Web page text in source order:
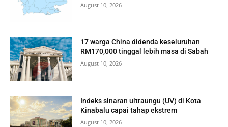
August 10, 2026
17 warga China didenda keseluruhan
RM170,000 tinggal lebih masa di Sabah
August 10, 2026
Indeks sinaran ultraungu (UV) di Kota
Kinabalu capai tahap ekstrem
August 10, 2026